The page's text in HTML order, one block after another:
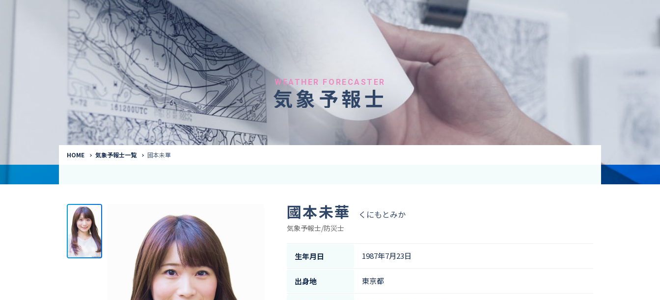
サービス
サービストップ
気象予報士へのご依頼
Request to a weather forecaster
気象番組出演（テレビ・ラジオ）
番組サポート / 予報原稿作成
講演会・イベント出演
インタビュー / 取材
コラム・寄稿 / 監修
司会MC / ナレーション
気象情報のご依頼
Provision of weather information
データ提供（予報・実績）
その他の情報提供
資格取得支援
気象予報士講座について
気象予報士講座クリア
受講のご案内
WEATHER FORECASTER
気象予報士
HOME 気象予報士一覧 國本未華
國本未華 くにもとみか
気象予報士/防災士
生年月日 1987年7月23日
出身地 東京都